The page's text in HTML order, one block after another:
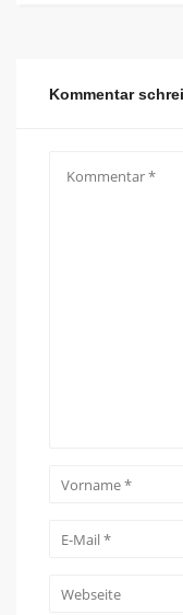
Kommentar